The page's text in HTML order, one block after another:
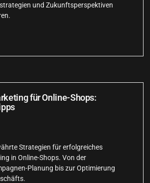
und Zukunftsperspektiven
für Online-Shops:
Strategien für erfolgreiches
in Online-Shops. Von der
Planung bis zur Optimierung